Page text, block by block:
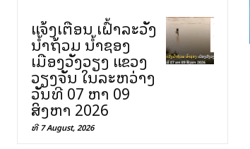
ແຈ້ງເຕືອນ ເຝົ້າລະວັງ
ນ້ຳຖ້ວມ ນ້ຳຊອງ
ເມືອງວັງວຽງ ແຂວງ
ວຽງຈັນ ໃນລະຫວ່າງ
ວັນທີ 07 ຫາ 09
ສິງຫາ 2026
ທີ 7 August, 2026